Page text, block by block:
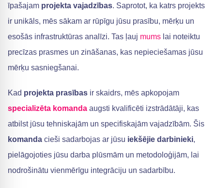
īpašajam projekta vajadzības. Saprotot, ka katrs projekts
ir unikāls, mēs sākam ar rūpīgu jūsu prasību, mērķu un
esošās infrastruktūras analīzi. Tas ļauj mums lai noteiktu
precīzas prasmes un zināšanas, kas nepieciešamas jūsu
mērķu sasniegšanai.
Kad projekta prasības ir skaidrs, mēs apkopojam
specializēta komanda augsti kvalificēti izstrādātāji, kas
atbilst jūsu tehniskajām un specifiskajām vajadzībām. Šis
komanda cieši sadarbojas ar jūsu iekšējie darbinieki,
pielāgojoties jūsu darba plūsmām un metodoloģijām, lai
nodrošinātu vienmērīgu integrāciju un sadarbību.